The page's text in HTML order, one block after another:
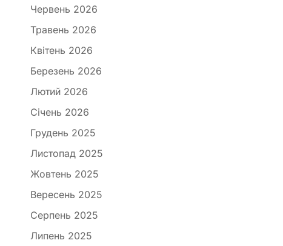
Червень 2026
Травень 2026
Квітень 2026
Березень 2026
Лютий 2026
Січень 2026
Грудень 2025
Листопад 2025
Жовтень 2025
Вересень 2025
Серпень 2025
Липень 2025